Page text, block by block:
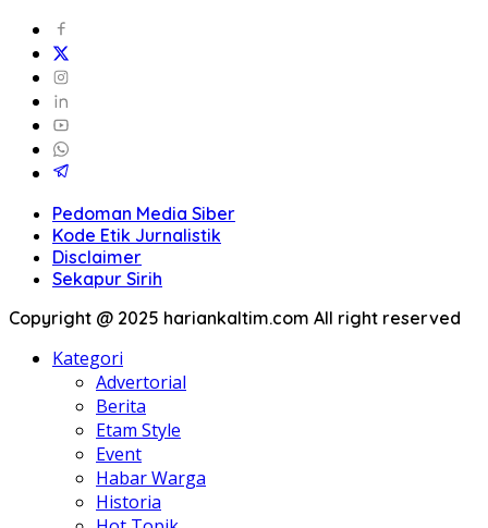
Pedoman Media Siber
Kode Etik Jurnalistik
Disclaimer
Sekapur Sirih
Copyright @ 2025 hariankaltim.com All right reserved
Kategori
Advertorial
Berita
Etam Style
Event
Habar Warga
Historia